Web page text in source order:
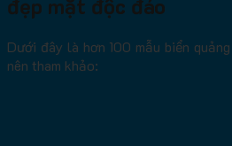
đẹp mặt độc đáo
Dưới đây là hơn 100 mẫu biển
nên tham khảo: